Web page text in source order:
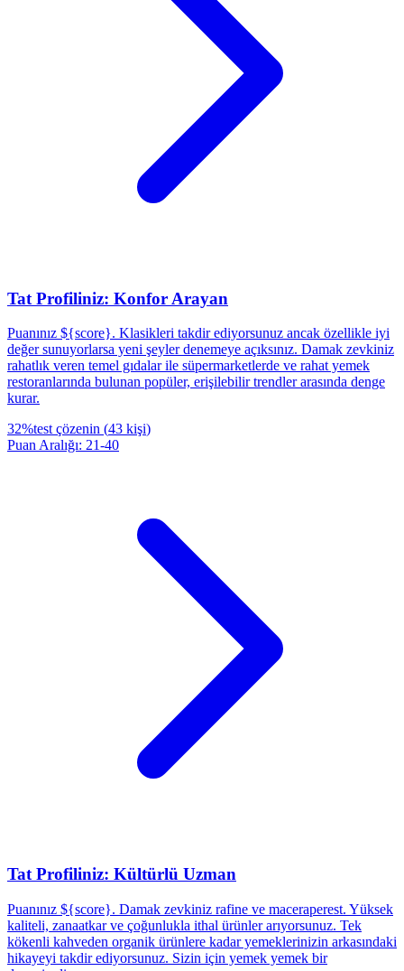
Tat Profiliniz: Konfor Arayan
Puanınız ${score}. Klasikleri takdir ediyorsunuz ancak özellikle iyi
değer sunuyorlarsa yeni şeyler denemeye açıksınız. Damak zevkiniz
rahatlık veren temel gıdalar ile süpermarketlerde ve rahat yemek
restoranlarında bulunan popüler, erişilebilir trendler arasında denge
kurar.
32%test çözenin (43 kişi)
Puan Aralığı: 21-40
Tat Profiliniz: Kültürlü Uzman
Puanınız ${score}. Damak zevkiniz rafine ve maceraperest. Yüksek
kaliteli, zanaatkar ve çoğunlukla ithal ürünler arıyorsunuz. Tek
kökenli kahveden organik ürünlere kadar yemeklerinizin arkasındaki
hikayeyi takdir ediyorsunuz. Sizin için yemek yemek bir